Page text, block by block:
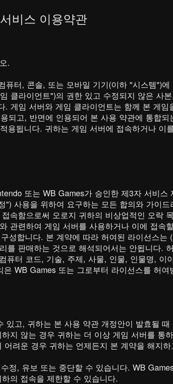
서비스 이용약관
.
터, 콘솔, 또는 모바일 기기(이하 "시스템")
클라이언트")의 권한 있고 수정되지 않은 사
게임 서버와 게임 클라이언트는 함께 본 게
되고, 반면에 인용되어 본 사용 약관에 통합
용됩니다. 귀하는 게임 서버에 접속하거나 이
또는 WB Games가 승인한 제3자 서비스
사용을 위하여 요구하는 모든 합의와 가이
속함으로써 오로지 귀하의 비상업적인 오락
관련하여 게임 서버를 사용하거나 이에 접속
성합니다. 본 계약에 따라 허여된 라이선스는
를 판매하는 것으로 해석되어서는 안됩니다.
퓨터 코드, 기술, 주제, 사물, 인물, 인물명, 이
WB Games 또는 그로부터 라이선스를 허여
고, 귀하는 본 사용 약관 개정안이 발효될
지 않는 경우 귀하는 더 이상 게임 서버를 통
려운 경우 귀하는 언제든지 본 계약을 해지
정, 유보 또는 중단할 수 있습니다. WB
의 접속을 제한할 수 있습니다.